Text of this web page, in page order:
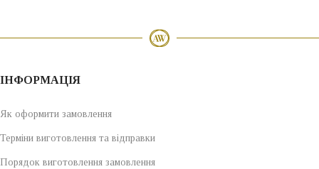
ІНФОРМАЦІЯ
Як оформити замовлення
Терміни виготовлення та відправки
Порядок виготовлення замовлення